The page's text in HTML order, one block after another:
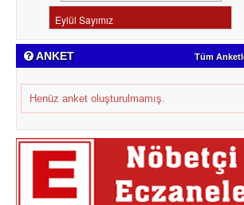
ANKET Tüm
Henüz anket oluşturulmamış.